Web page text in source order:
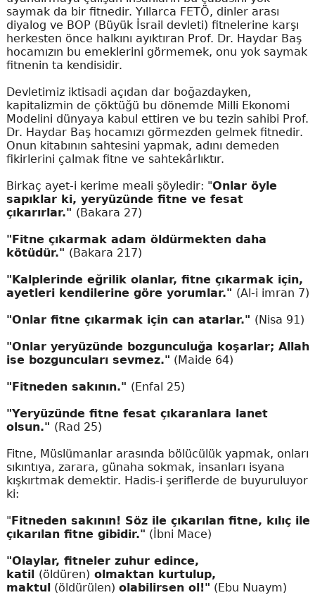
saymak da bir fitnedir. Yıllarca FETÖ, dinler arası
diyalog ve BOP (Büyük İsrail devleti) fitnelerine karşı
herkesten önce halkını ayıktıran Prof. Dr. Haydar Baş
hocamızın bu emeklerini görmemek, onu yok saymak
fitnenin ta kendisidir.
Devletimiz iktisadi açıdan dar boğazdayken,
kapitalizmin de çöktüğü bu dönemde Milli Ekonomi
Modelini dünyaya kabul ettiren ve bu tezin sahibi Prof.
Dr. Haydar Baş hocamızı görmezden gelmek fitnedir.
Onun kitabının sahtesini yapmak, adını demeden
fikirlerini çalmak fitne ve sahtekârlıktır.
Birkaç ayet-i kerime meali şöyledir: "Onlar öyle
sapıklar ki, yeryüzünde fitne ve fesat
çıkarırlar." (Bakara 27)
"Fitne çıkarmak adam öldürmekten daha
kötüdür." (Bakara 217)
"Kalplerinde eğrilik olanlar, fitne çıkarmak için,
ayetleri kendilerine göre yorumlar." (Al-i imran 7)
"Onlar fitne çıkarmak için can atarlar." (Nisa 91)
"Onlar yeryüzünde bozgunculuğa koşarlar; Allah
ise bozguncuları sevmez." (Maide 64)
"Fitneden sakının." (Enfal 25)
"Yeryüzünde fitne fesat çıkaranlara lanet
olsun." (Rad 25)
Fitne, Müslümanlar arasında bölücülük yapmak, onları
sıkıntıya, zarara, günaha sokmak, insanları isyana
kışkırtmak demektir. Hadis-i şeriflerde de buyuruluyor
ki:
"Fitneden sakının! Söz ile çıkarılan fitne, kılıç ile
çıkarılan fitne gibidir." (İbni Mace)
"Olaylar, fitneler zuhur edince,
katil (öldüren) olmaktan kurtulup,
maktul(öldürülen) olabilirsen ol!" (Ebu Nuaym)